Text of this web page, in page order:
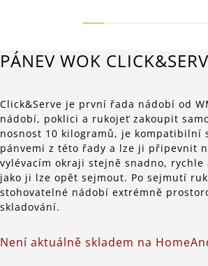
PÁNEV WOK
Click&Serve je první řada nádobí od
nádobí, poklici a rukojeť zakoupit
nosnost 10 kilogramů, je kompatibilní
pánvemi z této řady a lze ji připevnit
vylévacím okraji stejně snadno, rychle
jako ji lze opět sejmout. Po sejmutí
stohovatelné nádobí extrémně
skladování.
Není aktuálně skladem na